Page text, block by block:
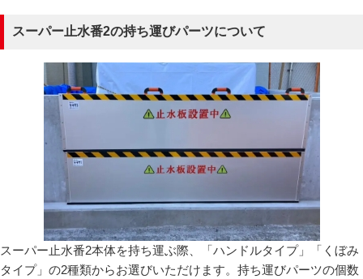
スーパー止水番2の持ち運びパーツについて
スーパー止水番2本体を持ち運ぶ際、「ハンドルタイプ」「くぼみ
タイプ」の2種類からお選びいただけます。持ち運びパーツの個数